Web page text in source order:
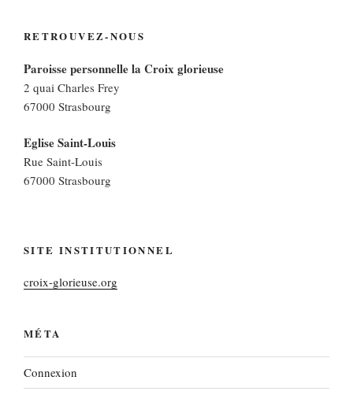
RETROUVEZ-NOUS
Paroisse personnelle la Croix glorieuse
2 quai Charles Frey
67000 Strasbourg
Eglise Saint-Louis
Rue Saint-Louis
67000 Strasbourg
SITE INSTITUTIONNEL
croix-glorieuse.org
MÉTA
Connexion